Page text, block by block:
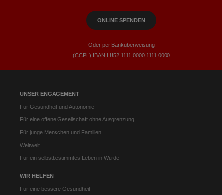
UNSER ENGAGEMENT
Für Gesundheit und Autonomie
Für eine offene Gesellschaft ohne Ausgrenzung
Für junge Menschen und Familien
Weltweit
Für ein selbstbestimmtes Leben in Würde
WIR HELFEN
Für eine bessere Gesundheit
ONLINE SPENDEN
Oder per Banküberweisung
(CCPL) IBAN LU52​ 1111​ 0000​ 1111​ 0000